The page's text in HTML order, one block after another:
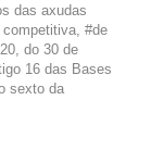
das axudas
competitiva, #de
do 30 de
16 das Bases
sexto da